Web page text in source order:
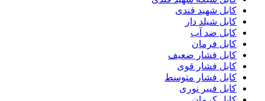
کابل شهید قندی
کابل شیلد دار
کابل ضد آب
کابل فرمان
کابل فشار ضعیف
کابل فشار قوی
کابل فشار متوسط
کابل فیبر نوری